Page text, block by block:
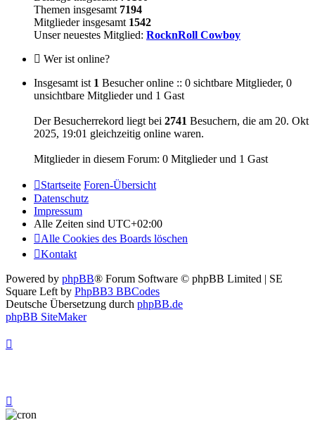
Themen insgesamt 7194
Mitglieder insgesamt 1542
Unser neuestes Mitglied: RocknRoll Cowboy
Wer ist online?
Insgesamt ist 1 Besucher online :: 0 sichtbare Mitglieder, 0
unsichtbare Mitglieder und 1 Gast
Der Besucherrekord liegt bei 2741 Besuchern, die am 20. Okt
2025, 19:01 gleichzeitig online waren.
Mitglieder in diesem Forum: 0 Mitglieder und 1 Gast
Startseite Foren-Übersicht
Datenschutz
Impressum
Alle Zeiten sind UTC+02:00
Alle Cookies des Boards löschen
Kontakt
Powered by phpBB® Forum Software © phpBB Limited | SE
Square Left by PhpBB3 BBCodes
Deutsche Übersetzung durch phpBB.de
phpBB SiteMaker